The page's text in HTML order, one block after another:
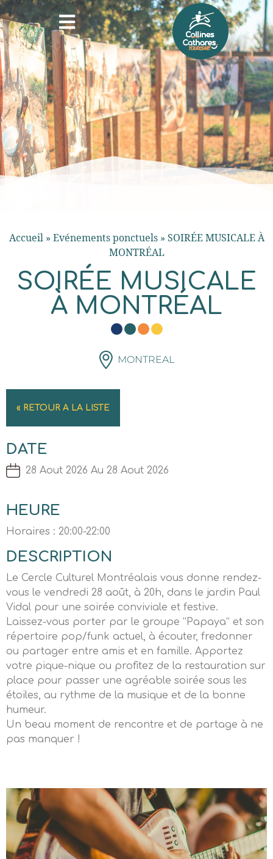
Accueil» Evénements ponctuels» SOIRÉE MUSICALE À
MONTRÉAL
SOIRÉE MUSICALE
À MONTRÉAL
MONTREAL
« RETOUR A LA LISTE
DATE
28 Aout 2026 Au 28 Aout 2026
HEURE
Horaires : 20:00-22:00
DESCRIPTION
Le Cercle Culturel Montréalais vous donne rendez-
vous le vendredi 28 août, à 20h, dans le jardin Paul
Vidal pour une soirée conviviale et festive.
Laissez-vous porter par le groupe “Papaya” et son
répertoire pop/funk actuel, à écouter, fredonner
ou partager entre amis et en famille. Apportez
votre pique-nique ou profitez de la restauration sur
place pour passer une agréable soirée sous les
étoiles, au rythme de la musique et de la bonne
humeur.
Un beau moment de rencontre et de partage à ne
pas manquer !